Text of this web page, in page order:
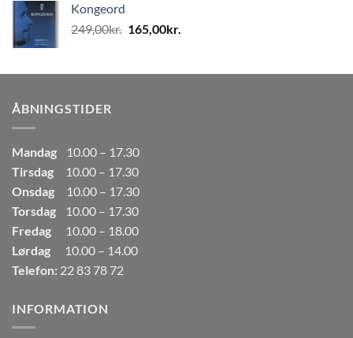
var:
80,00kr..50,00kr..
Kongeord
249,00kr. Den
var:
165,00kr.
er:
ÅBNINGSTIDER
Mandag
10.00 – 17.30
Tirsdag
10.00 – 17.30
Onsdag
10.00 – 17.30
Torsdag
10.00 – 17.30
Fredag
10.00 – 18.00
Lørdag
10.00 – 14.00
Telefon: 22 83 78 72
INFORMATION